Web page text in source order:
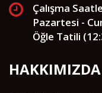
Çalışma
Pazartesi -
Öğle Tatili
HAKKIMIZDA